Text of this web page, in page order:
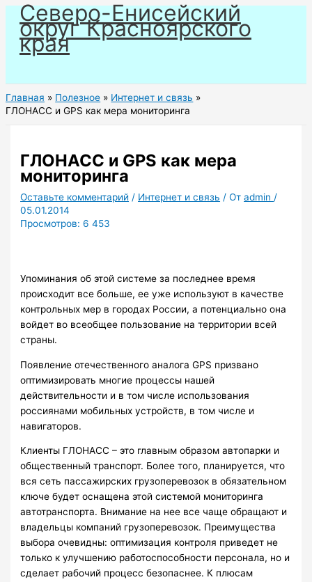
Перейти
содержимому
Северо-Енисейский
округ Красноярского
края
Главная Полезное
Интернет и связь
ГЛОНАСС и GPS как мера мониторинга
ГЛОНАСС и GPS как мера
мониторинга
Оставьте комментарий / Интернет и связь / Отadmin /
05.01.2014
Просмотров: 6 453
Упоминания об этой системе за последнее время
происходит все больше, ее уже используют в качестве
контрольных мер в городах России, а потенциально она
войдет во всеобщее пользование на территории всей
страны.
Появление отечественного аналога GPS призвано
оптимизировать многие процессы нашей
действительности и в том числе использования
россиянами мобильных устройств, в том числе и
навигаторов.
Клиенты ГЛОНАСС – это главным образом автопарки и
общественный транспорт. Более того, планируется, что
вся сеть пассажирских грузоперевозок в обязательном
ключе будет оснащена этой системой мониторинга
автотранспорта. Внимание на нее все чаще обращают и
владельцы компаний грузоперевозок. Преимущества
выбора очевидны: оптимизация контроля приведет не
только к улучшению работоспособности персонала, но и
сделает рабочий процесс безопаснее. К плюсам